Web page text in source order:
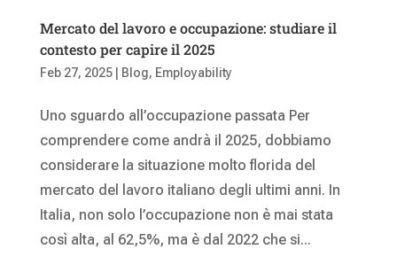
Mercato del lavoro e occupazione: studiare il
contesto per capire il 2025
Feb 27, 2025| Blog, Employability
Uno sguardo all’occupazione passata Per
comprendere come andrà il 2025, dobbiamo
considerare la situazione molto florida del
mercato del lavoro italiano degli ultimi anni. In
Italia, non solo l’occupazione non è mai stata
così alta, al 62,5%, ma è dal 2022 che si...